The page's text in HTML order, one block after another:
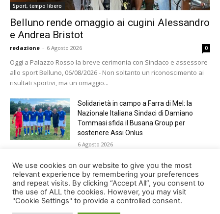
Sport, tempo libero
Belluno rende omaggio ai cugini Alessandro
e Andrea Bristot
redazione - 6 Agosto 2026 0
Oggi a Palazzo Rosso la breve cerimonia con Sindaco e assessore
allo sport Belluno, 06/08/2026 - Non soltanto un riconoscimento ai
risultati sportivi, ma un omaggio...
Solidarietà in campo a Farra di Mel: la
Nazionale Italiana Sindaci di Damiano
Tommasi sfida il Busana Group per
sostenere Assi Onlus
6 Agosto 2026
Shade, Dolcenera, Merk&Kremont,
Benji&Fede e molti altri, giovedì sera a
Jesolo con Radio Bella&Monella
5 Agosto 2026
We use cookies on our website to give you the most
relevant experience by remembering your preferences
and repeat visits. By clicking “Accept All”, you consent to
the use of ALL the cookies. However, you may visit
"Cookie Settings" to provide a controlled consent.